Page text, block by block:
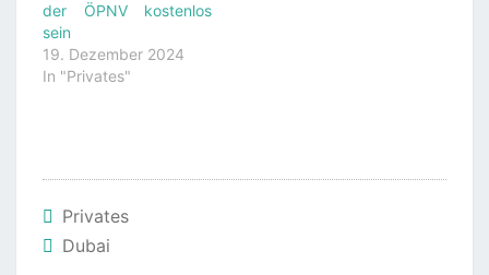
der ÖPNV kostenlos
sein
19. Dezember 2024
In "Privates"
Privates
Dubai